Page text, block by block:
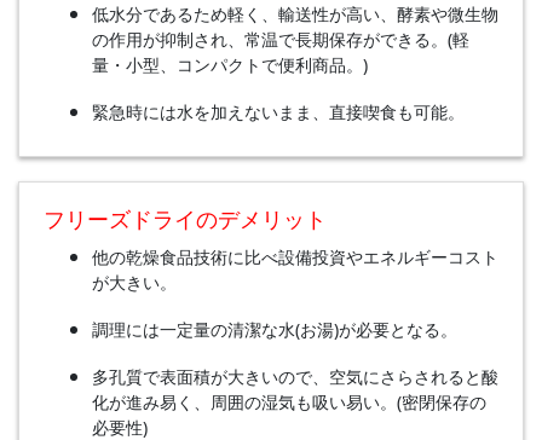
低⽔分であるため軽く、輸送性が⾼い、酵素や微⽣物
の作⽤が抑制され、常温で⻑期保存ができる。(軽
量・小型、コンパクトで便利商品。)
緊急時には⽔を加えないまま、直接喫⾷も可能。
フリーズドライのデメリット
他の乾燥⾷品技術に⽐べ設備投資やエネルギーコスト
が⼤きい。
調理には⼀定量の清潔な⽔(お湯)が必要となる。
多孔質で表⾯積が⼤きいので、空気にさらされると酸
化が進み易く、周囲の湿気も吸い易い。(密閉保存の
必要性)